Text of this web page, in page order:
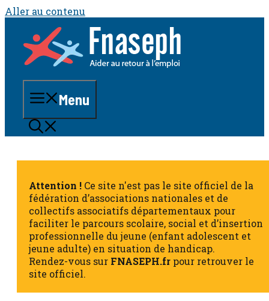
Aller au contenu
Menu
Attention ! Ce site n'est pas le site officiel de la
fédération d’associations nationales et de
collectifs associatifs départementaux pour
faciliter le parcours scolaire, social et d’insertion
professionnelle du jeune (enfant adolescent et
jeune adulte) en situation de handicap.
Rendez-vous sur FNASEPH.fr pour retrouver le
site officiel.